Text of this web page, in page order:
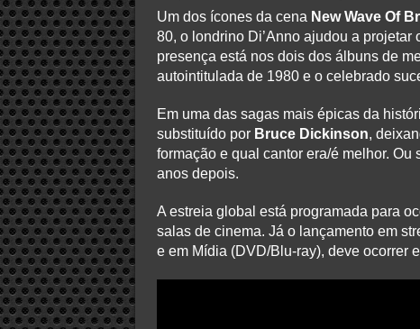
Um dos ícones da cena New Wave Of
80, o londrino Di’Anno ajudou a
presença está nos dois dos álbuns de
autointitulada de 1980 e o celebrado
Em uma das sagas mais épicas da
substituído por Bruce Dickinson,
formação e qual cantor era/é melhor.
anos depois.
A estreia global está programada para
salas de cinema. Já o lançamento em
e em Mídia (DVD/Blu-ray), deve ocorrer